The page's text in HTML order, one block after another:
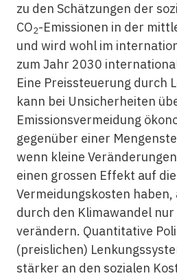
zu den Schätzungen der
CO2-Emissionen in der
und wird wohl im
zum Jahr 2030
Eine Preissteuerung durch
kann bei Unsicherheiten
Emissionsvermeidung
gegenüber einer
wenn kleine
einen grossen Effekt auf die
Vermeidungskosten haben,
durch den Klimawandel
verändern. Quantitative
(preislichen)
stärker an den sozialen